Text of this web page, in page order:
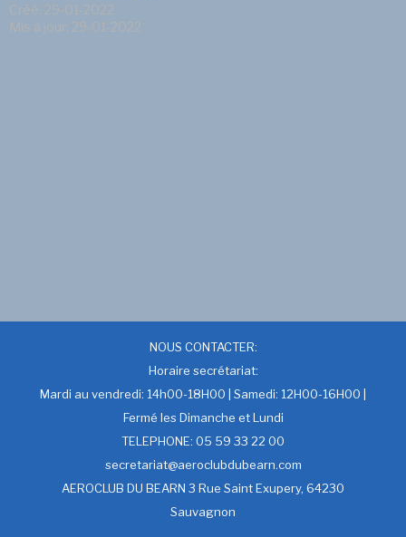
Créé: 29-01-2022
Mis à jour: 29-01-2022
NOUS CONTACTER:
Horaire secrétariat:
Mardi au vendredi: 14h00-18H00 | Samedi: 12H00-16H00 |
Fermé les Dimanche et Lundi
TELEPHONE: 05 59 33 22 00
secretariat@aeroclubdubearn.com
AEROCLUB DU BEARN 3 Rue Saint Exupery, 64230
Sauvagnon